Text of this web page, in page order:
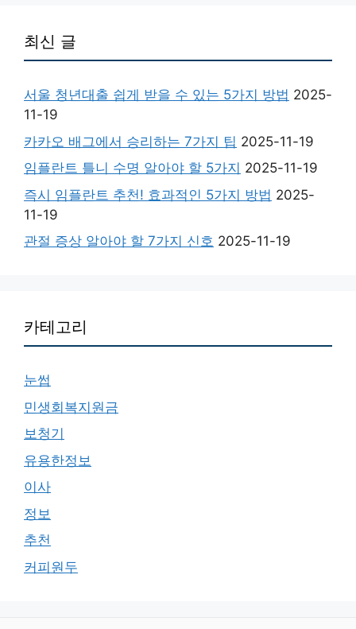
최신 글
서울 청년대출 쉽게 받을 수 있는 5가지 방법 2025-
11-19
카카오 배그에서 승리하는 7가지 팁 2025-11-19
임플란트 틀니 수명 알아야 할 5가지 2025-11-19
즉시 임플란트 추천! 효과적인 5가지 방법 2025-
11-19
관절 증상 알아야 할 7가지 신호 2025-11-19
카테고리
눈썹
민생회복지원금
보청기
유용한정보
이사
정보
추천
커피원두